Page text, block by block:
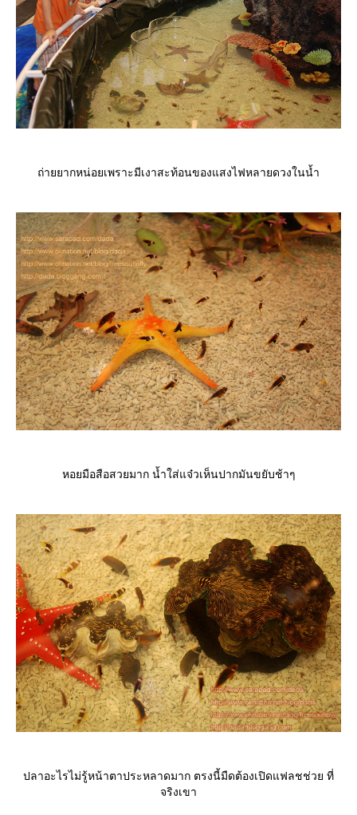
ถ่ายยากหน่อยเพราะมีเงาสะท้อนของแสงไฟหลายดวงในน้ำ
หอยมือสือสวยมาก น้ำใส่แจ๋วเห็นปากมันขยับช้าๆ
ปลาอะไรไม่รู้หน้าตาประหลาดมาก ตรงนี้มืดต้องเปิดแฟลชช่วย ที่
จริงเขา